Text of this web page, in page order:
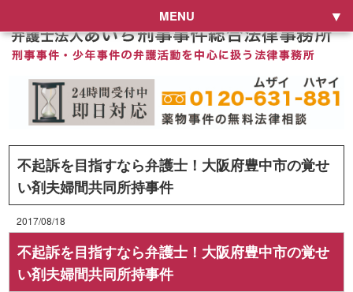
MENU
不起訴を目指すなら弁護士！大阪府豊中市の覚せ
い剤夫婦間共同所持事件
2017/08/18
不起訴を目指すなら弁護士！大阪府豊中市の覚せ
い剤夫婦間共同所持事件